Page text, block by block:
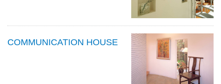
COMMUNICATION HOUSE